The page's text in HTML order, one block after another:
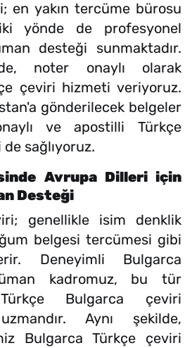
en yakın tercüme bürosu
yönde de profesyonel
desteği sunmaktadır.
noter onaylı olarak
çeviri hizmeti veriyoruz.
gönderilecek belgeler
ve apostilli Türkçe
de sağlıyoruz.
Avrupa Dilleri için
Desteği
genellikle isim denklik
belgesi tercümesi gibi
Deneyimli Bulgarca
kadromuz, bu tür
Bulgarca çeviri
Aynı şekilde,
Bulgarca Türkçe çeviri